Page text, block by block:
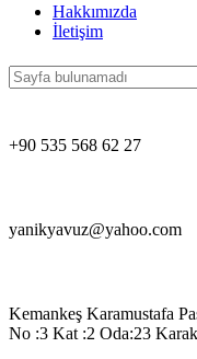
Hakkımızda
İletişim
+90 535 568 62 27
yanikyavuz@yahoo.com
Kemankeş Karamustafa
No :3 Kat :2 Oda:23